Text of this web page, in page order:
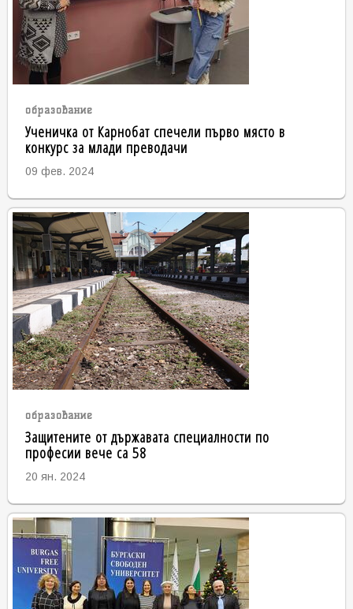
образование
Ученичка от Карнобат спечели първо място в
конкурс за млади преводачи
09 фев. 2024
образование
Защитените от държавата специалности по
професии вече са 58
20 ян. 2024